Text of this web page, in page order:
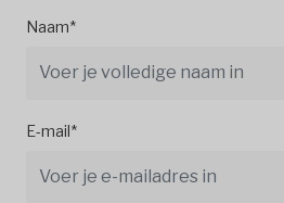
Naam*
E-mail*